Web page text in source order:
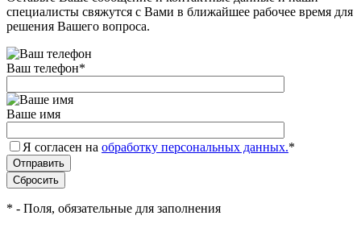
специалисты свяжутся с Вами в ближайшее рабочее время для
решения Вашего вопроса.
Ваш телефон*
Ваше имя
Я согласен на обработку персональных данных.*
* - Поля, обязательные для заполнения